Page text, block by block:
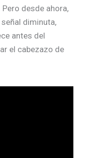
desde ahora,
diminuta,
antes del
el cabezazo de